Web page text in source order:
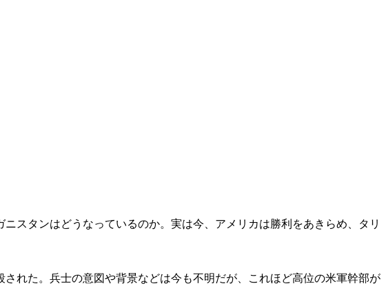
スタンはどうなっているのか。実は今、アメリカは勝利をあきらめ、タリ
れた。兵士の意図や背景などは今も不明だが、これほど高位の米軍幹部が